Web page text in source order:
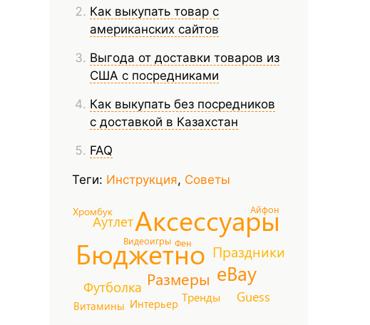
Как выкупать товар с
американских сайтов
Выгода от доставки товаров из
США с посредниками
Как выкупать без посредников
с доставкой в Казахстан
FAQ
Теги: Инструкция, Советы
Бюджетно
Аксессуары
eBay
Размеры
Праздники
Футболка
Аутлет
Guess
Тренды
Интерьер
Витамины
Хромбук
Видеоигры Фен
Айфон